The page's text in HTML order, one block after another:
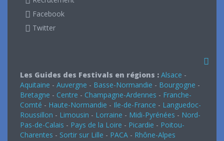
Facebook
Twitter
Les Guides des Festivals en régions : Alsace -
Aquitaine - Auvergne - Basse-Normandie - Bourgogne -
Bretagne - Centre - Champagne-Ardennes - Franche-
Comté - Haute-Normandie - Ile-de-France - Languedoc-
Roussillon - Limousin - Lorraine - Midi-Pyrénées - Nord-
Pas-de-Calais - Pays de la Loire - Picardie - Poitou-
Charentes - Sortir sur Lille - PACA - Rhône-Alpes